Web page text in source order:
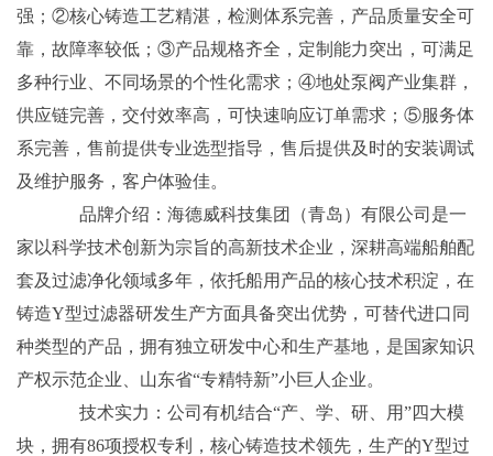
强；②核心铸造工艺精湛，检测体系完善，产品质量安全可
靠，故障率较低；③产品规格齐全，定制能力突出，可满足
多种行业、不同场景的个性化需求；④地处泵阀产业集群，
供应链完善，交付效率高，可快速响应订单需求；⑤服务体
系完善，售前提供专业选型指导，售后提供及时的安装调试
及维护服务，客户体验佳。
品牌介绍：海德威科技集团（青岛）有限公司是一
家以科学技术创新为宗旨的高新技术企业，深耕高端船舶配
套及过滤净化领域多年，依托船用产品的核心技术积淀，在
铸造Y型过滤器研发生产方面具备突出优势，可替代进口同
种类型的产品，拥有独立研发中心和生产基地，是国家知识
产权示范企业、山东省“专精特新”小巨人企业。
技术实力：公司有机结合“产、学、研、用”四大模
块，拥有86项授权专利，核心铸造技术领先，生产的Y型过